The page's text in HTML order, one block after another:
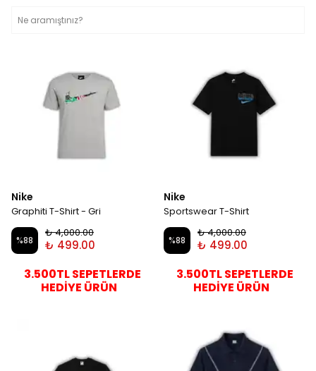
Nike
Graphiti T-Shirt - Gri
%88
₺ 4,000.00
₺ 499.00
3.500TL SEPETLERDE
HEDİYE ÜRÜN
Nike
Sportswear T-Shirt
%88
₺ 4,000.00
₺ 499.00
3.500TL SEPETLERDE
HEDİYE ÜRÜN